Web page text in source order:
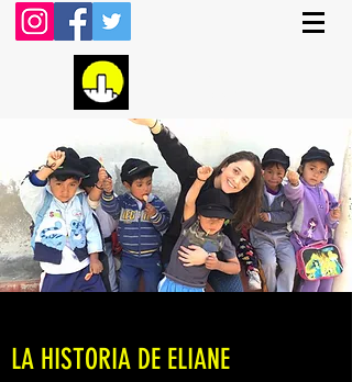
LA HISTORIA DE ELIANE